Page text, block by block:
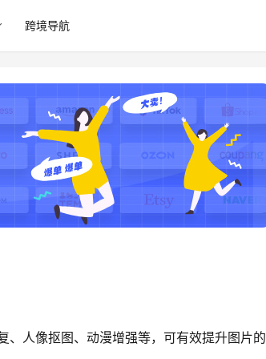
跨境导航
、人像抠图、动漫增强等，可有效提升图片的